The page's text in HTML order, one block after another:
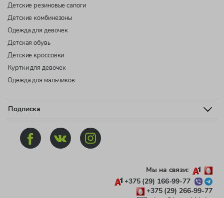
Детские резиновые сапоги
Детские комбинезоны
Одежда для девочек
Детская обувь
Детские кроссовки
Куртки для девочек
Одежда для мальчиков
Подписка
Мы на связи:
+375 (29) 166-99-77
+375 (29) 266-99-77